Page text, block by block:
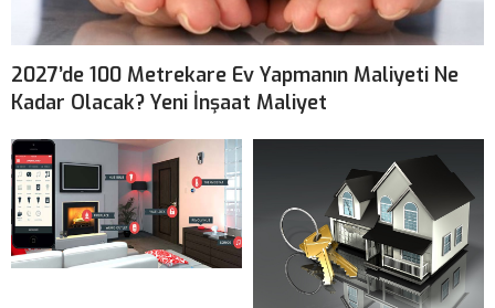
2027’de 100 Metrekare Ev Yapmanın Maliyeti Ne
Kadar Olacak? Yeni İnşaat Maliyet